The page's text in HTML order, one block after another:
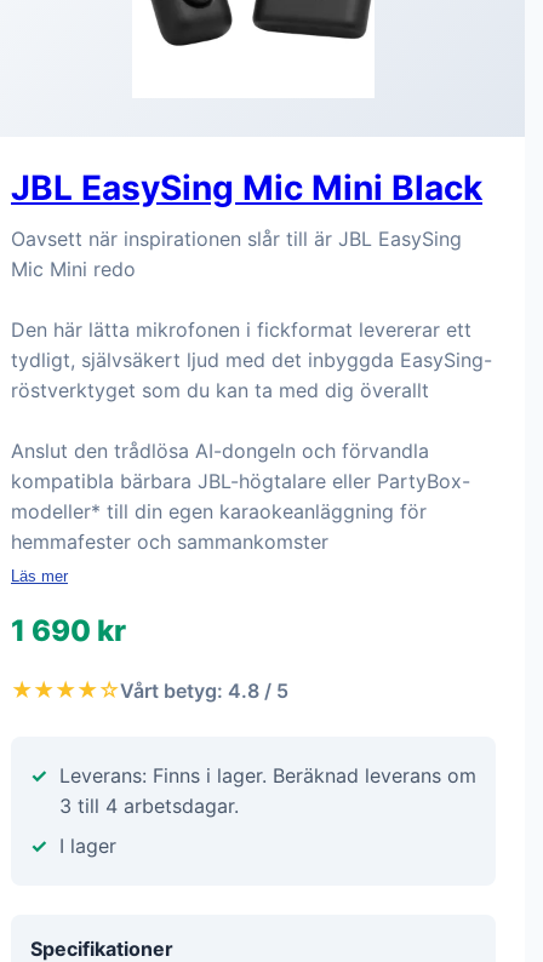
JBL EasySing Mic Mini Black
Oavsett när inspirationen slår till är JBL EasySing
Mic Mini redo
Den här lätta mikrofonen i fickformat levererar ett
tydligt, självsäkert ljud med det inbyggda EasySing-
röstverktyget som du kan ta med dig överallt
Anslut den trådlösa AI-dongeln och förvandla
kompatibla bärbara JBL-högtalare eller PartyBox-
modeller* till din egen karaokeanläggning för
hemmafester och sammankomster
Läs mer
1 690 kr
★★★★☆Vårt betyg: 4.8 / 5
Leverans: Finns i lager. Beräknad leverans om
3 till 4 arbetsdagar.
I lager
Specifikationer